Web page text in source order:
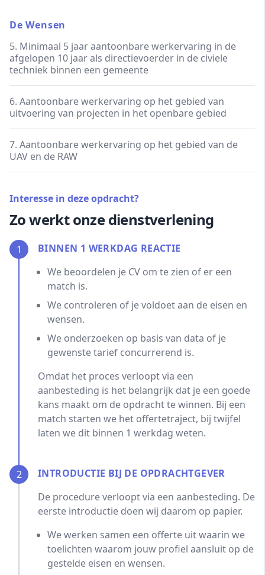
De Wensen
5. Minimaal 5 jaar aantoonbare werkervaring in de
afgelopen 10 jaar als directievoerder in de civiele
techniek binnen een gemeente
6. Aantoonbare werkervaring op het gebied van
uitvoering van projecten in het openbare gebied
7. Aantoonbare werkervaring op het gebied van de
UAV en de RAW
Interesse in deze opdracht?
Zo werkt onze dienstverlening
1
BINNEN 1 WERKDAG REACTIE
We beoordelen je CV om te zien of er een
match is.
We controleren of je voldoet aan de eisen en
wensen.
We onderzoeken op basis van data of je
gewenste tarief concurrerend is.
Omdat het proces verloopt via een
aanbesteding is het belangrijk dat je een goede
kans maakt om de opdracht te winnen. Bij een
match starten we het offertetraject, bij twijfel
laten we dit binnen 1 werkdag weten.
2
INTRODUCTIE BIJ DE OPDRACHTGEVER
De procedure verloopt via een aanbesteding. De
eerste introductie doen wij daarom op papier.
We werken samen een offerte uit waarin we
toelichten waarom jouw profiel aansluit op de
gestelde eisen en wensen.